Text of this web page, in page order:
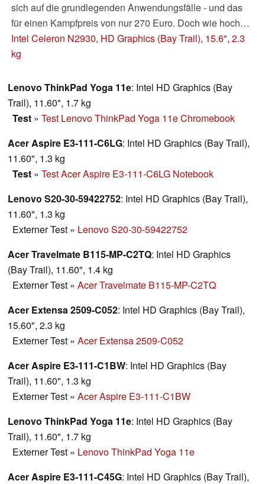
sich auf die grundlegenden Anwendungsfälle - und das
für einen Kampfpreis von nur 270 Euro. Doch wie hoch
kann die Messlatte bei einem 15,6 Zoll großen Notebook
zu diesem Preis angesetzt werden?
Intel Celeron N2930, HD Graphics (Bay Trail), 15.6", 2.3
kg
Lenovo ThinkPad Yoga 11e: Intel HD Graphics (Bay
Trail), 11.60", 1.7 kg
Test » Test Lenovo ThinkPad Yoga 11e Chromebook
Acer Aspire E3-111-C6LG: Intel HD Graphics (Bay Trail),
11.60", 1.3 kg
Test » Test Acer Aspire E3-111-C6LG Notebook
Lenovo S20-30-59422752: Intel HD Graphics (Bay Trail),
11.60", 1.3 kg
Externer Test » Lenovo S20-30-59422752
Acer Travelmate B115-MP-C2TQ: Intel HD Graphics
(Bay Trail), 11.60", 1.4 kg
Externer Test » Acer Travelmate B115-MP-C2TQ
Acer Extensa 2509-C052: Intel HD Graphics (Bay Trail),
15.60", 2.3 kg
Externer Test » Acer Extensa 2509-C052
Acer Aspire E3-111-C1BW: Intel HD Graphics (Bay
Trail), 11.60", 1.3 kg
Externer Test » Acer Aspire E3-111-C1BW
Lenovo ThinkPad Yoga 11e: Intel HD Graphics (Bay
Trail), 11.60", 1.7 kg
Externer Test » Lenovo ThinkPad Yoga 11e
Acer Aspire E3-111-C45G: Intel HD Graphics (Bay Trail),